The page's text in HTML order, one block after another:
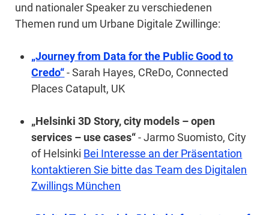
und nationaler Speaker zu verschiedenen
Themen rund um Urbane Digitale Zwillinge:
„Journey from Data for the Public Good to
Credo“- Sarah Hayes, CReDo, Connected
Places Catapult, UK
„Helsinki 3D Story, city models – open
services – use cases“- Jarmo Suomisto, City
of Helsinki Bei Interesse an der Präsentation
kontaktieren Sie bitte das Team des Digitalen
Zwillings München